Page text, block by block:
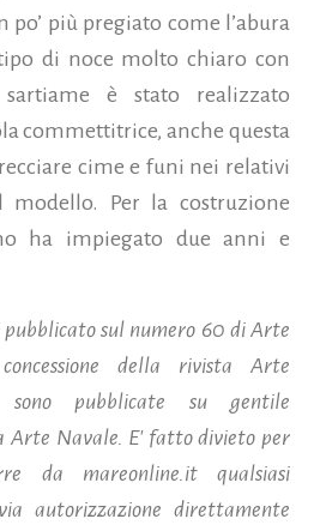
più pregiato come l’abura
di noce molto chiaro con
è stato realizzato
commettitrice, anche questa
cime e funi nei relativi
modello. Per la costruzione
ha impiegato due anni e
pubblicato sul numero 60 di Arte
della rivista Arte
sono pubblicate su gentile
Arte Navale. E' fatto divieto per
da mareonline.it qualsiasi
autorizzazione direttamente